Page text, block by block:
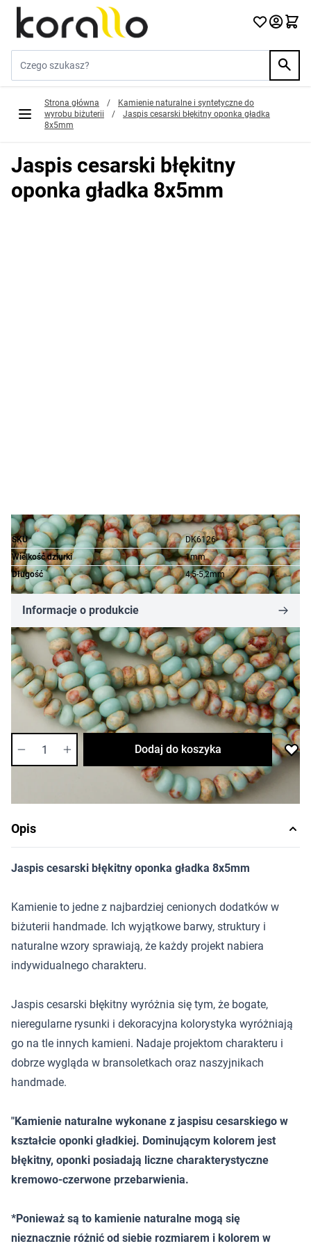
Przejdź do treści
Strona główna /
Kamienie naturalne i syntetyczne do
wyrobu biżuterii
/
Jaspis cesarski błękitny oponka gładka
8x5mm
Jaspis cesarski błękitny
oponka gładka 8x5mm
SKU
DK6126
Wielkość dziurki
1mm
Długość
4,5-5,2mm
Informacje o produkcie
5,49 zł
Cena za opakowanie
Ilość w opakowaniu: 10 szt.
Dostępność:średnia
Dodaj do koszyka
Opis
Jaspis cesarski błękitny oponka gładka 8x5mm
Kamienie to jedne z najbardziej cenionych dodatków w
biżuterii handmade. Ich wyjątkowe barwy, struktury i
naturalne wzory sprawiają, że każdy projekt nabiera
indywidualnego charakteru.
Jaspis cesarski błękitny wyróżnia się tym, że bogate,
nieregularne rysunki i dekoracyjna kolorystyka wyróżniają
go na tle innych kamieni. Nadaje projektom charakteru i
dobrze wygląda w bransoletkach oraz naszyjnikach
handmade.
"Kamienie naturalne wykonane z jaspisu cesarskiego w
kształcie oponki gładkiej. Dominującym kolorem jest
błękitny, oponki posiadają liczne charakterystyczne
kremowo-czerwone przebarwienia.
*Ponieważ są to kamienie naturalne mogą się
nieznacznie różnić od siebie rozmiarem i kolorem w